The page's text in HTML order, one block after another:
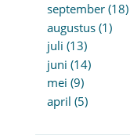
september (18)
augustus (1)
juli (13)
juni (14)
mei (9)
april (5)